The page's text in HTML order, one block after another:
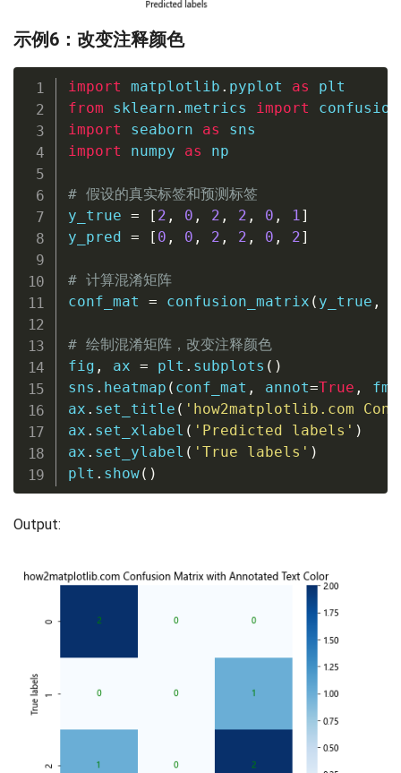
示例6：改变注释颜色
import matplotlib . pyplot as
from sklearn . metrics
import
import seaborn as
import numpy as np
# 假设的真实标签和预测标签
y_true = [ 2 , 0 , 2 , 2 , 0 , 1 ]
y_pred = [ 0 , 0 , 2 , 2 , 0 , 2]
# 计算混淆矩阵
conf_mat = confusion_matrix ( y_true ,
# 绘制混淆矩阵，改变注释颜色
fig , ax = plt . subplots ( )
sns . heatmap ( conf_mat , annot=True , fmt
ax . set_title ( 'how2matplotlib.com
ax . set_xlabel ( 'Predicted labels' )
ax . set_ylabel ( 'True labels' )
plt . show( )
Output: